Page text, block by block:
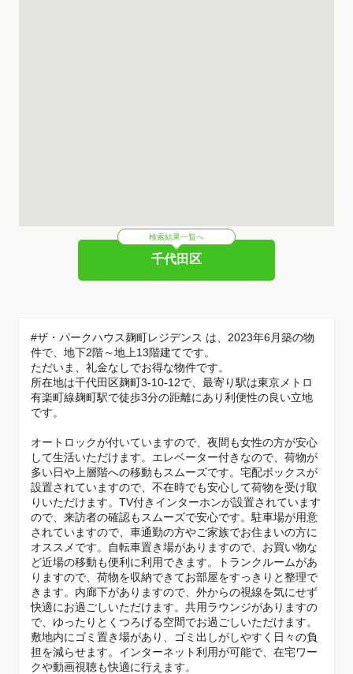
検索結果一覧へ
千代田区
#ザ・パークハウス麹町レジデンス は、2023年6月築の物
件で、地下2階～地上13階建てです。
ただいま、礼金なしでお得な物件です。
所在地は千代田区麹町3-10-12で、最寄り駅は東京メトロ
有楽町線麹町駅で徒歩3分の距離にあり利便性の良い立地
です。
オートロックが付いていますので、夜間も女性の方が安心
して生活いただけます。エレベーター付きなので、荷物が
多い日や上層階への移動もスムーズです。宅配ボックスが
設置されていますので、不在時でも安心して荷物を受け取
りいただけます。TV付きインターホンが設置されています
ので、来訪者の確認もスムーズで安心です。駐車場が用意
されていますので、車通勤の方やご家族でお住まいの方に
オススメです。自転車置き場がありますので、お買い物な
ど近場の移動も便利に利用できます。トランクルームがあ
りますので、荷物を収納できてお部屋をすっきりと整理で
きます。内廊下がありますので、外からの視線を気にせず
快適にお過ごしいただけます。共用ラウンジがありますの
で、ゆったりとくつろげる空間でお過ごしいただけます。
敷地内にゴミ置き場があり、ゴミ出しがしやすく日々の負
担を減らせます。インターネット利用が可能で、在宅ワー
クや動画視聴も快適に行えます。